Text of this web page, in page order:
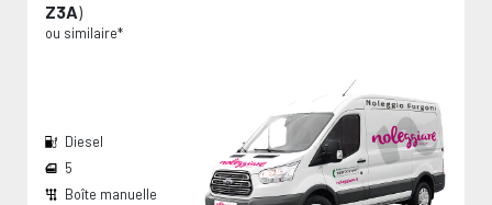
ou similaire*
La voiture que nous
vous proposons
ou similaire*
Z3A)
ou similaire*
Diesel
5
Boîte manuelle